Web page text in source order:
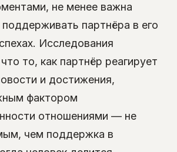
не менее важна
партнёра в его
Исследования
то, как партнёр реагирует
и достижения,
фактором
отношениями — не
чем поддержка в